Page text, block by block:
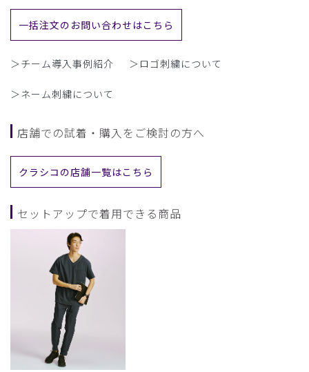
一括注文のお問い合わせはこちら
＞チーム導入事例紹介 ＞ロゴ刺繍について
＞ネーム刺繍について
店舗での試着・購入をご検討の方へ
クラシコの店舗一覧はこちら
セットアップで着用できる商品